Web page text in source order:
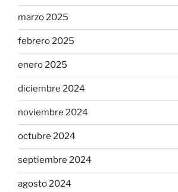
marzo 2025
febrero 2025
enero 2025
diciembre 2024
noviembre 2024
octubre 2024
septiembre 2024
agosto 2024